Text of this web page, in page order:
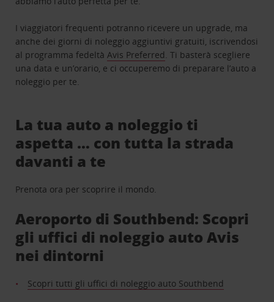
I viaggiatori frequenti potranno ricevere un upgrade, ma
anche dei giorni di noleggio aggiuntivi gratuiti, iscrivendosi
al programma fedeltàAvis Preferred. Ti basterà scegliere
una data e un’orario, e ci occuperemo di preparare l’auto a
noleggio per te.
La tua auto a noleggio ti
aspetta … con tutta la strada
davanti a te
Prenota ora per scoprire il mondo.
Aeroporto di Southbend: Scopri
gli uffici di noleggio auto Avis
nei dintorni
Scopri tutti gli uffici di noleggio auto Southbend